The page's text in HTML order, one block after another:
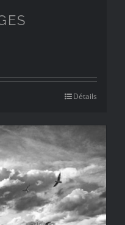
Détails